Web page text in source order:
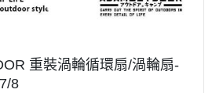
重裝渦輪循環扇/渦輪扇-
8